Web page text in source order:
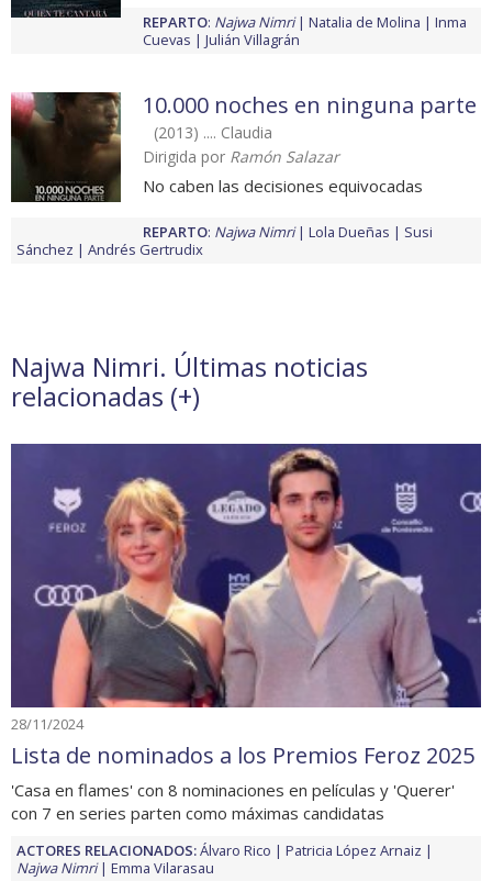
REPARTO: Najwa Nimri Natalia de Molina
Inma
Cuevas
Julián Villagrán
10.000 noches en ninguna parte
(2013) .... Claudia
Dirigida por Ramón Salazar
No caben las decisiones equivocadas
REPARTO: Najwa Nimri Lola Dueñas
Susi
Sánchez
Andrés Gertrudix
Najwa Nimri. Últimas noticias
relacionadas (+)
28/11/2024
Lista de nominados a los Premios Feroz 2025
'Casa en flames' con 8 nominaciones en películas y 'Querer'
con 7 en series parten como máximas candidatas
ACTORES RELACIONADOS:Álvaro Rico
Patricia López Arnaiz
Najwa Nimri
Emma Vilarasau